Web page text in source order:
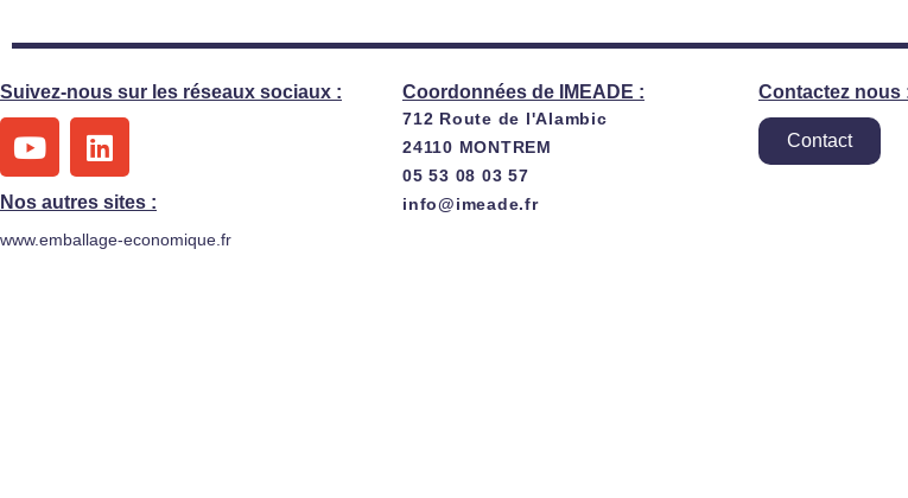
Suivez-nous sur les réseaux sociaux :
Y
o
u
t
u
L
i
n
k
e
Nos autres sites :
www.emballage-economique.fr
Coordonnées de IMEADE :
712 Route de l'Alambic
24110 MONTREM
05 53 08 03 57
info@imeade.fr
Contactez nous
Contact